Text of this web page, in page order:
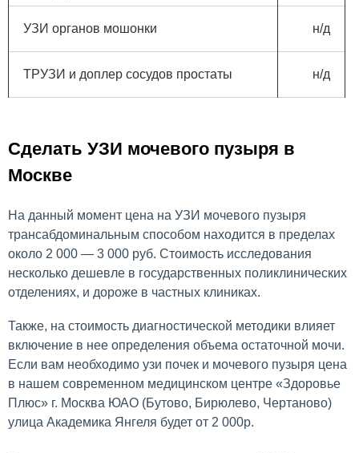
УЗИ органов мошонки н/д
ТРУЗИ и доплер сосудов простаты н/д
Сделать УЗИ мочевого пузыря в
Москве
На данный момент цена на УЗИ мочевого пузыря
трансабдоминальным способом находится в пределах
около 2 000 — 3 000 руб. Стоимость исследования
несколько дешевле в государственных поликлинических
отделениях, и дороже в частных клиниках.
Также, на стоимость диагностической методики влияет
включение в нее определения объема остаточной мочи.
Если вам необходимо узи почек и мочевого пузыря цена
в нашем современном медицинском центре «Здоровье
Плюс» г. Москва ЮАО (Бутово, Бирюлево, Чертаново)
улица Академика Янгеля будет от 2 000р.